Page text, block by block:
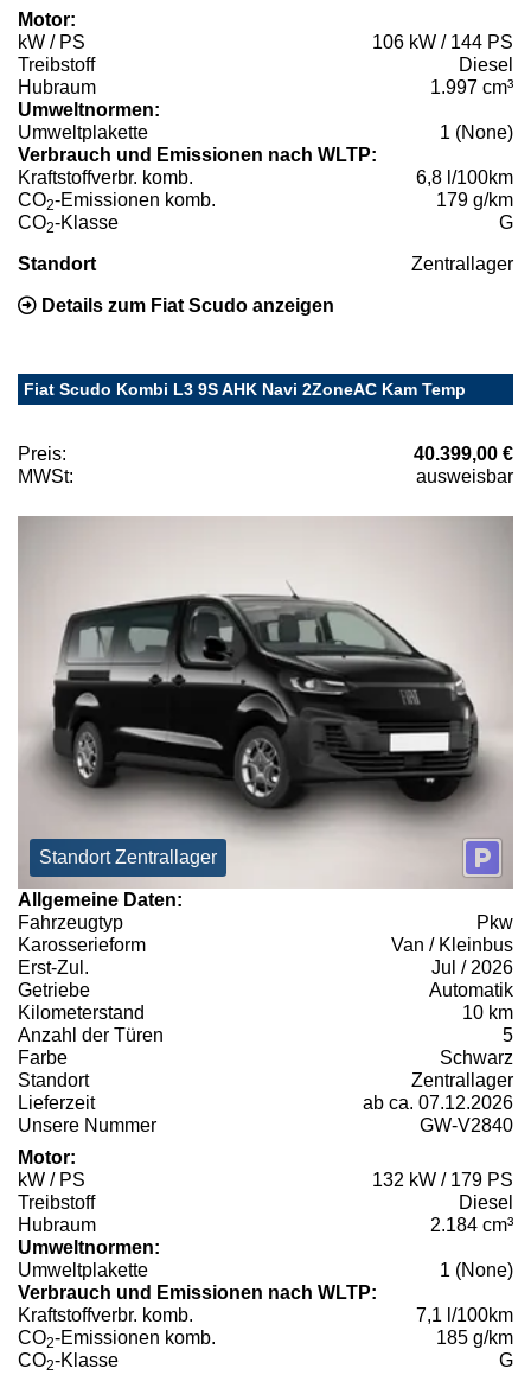
Motor:
kW / PS
106 kW / 144 PS
Treibstoff
Diesel
Hubraum
1.997 cm³
Umweltnormen:
Umweltplakette
1 (None)
Verbrauch und Emissionen nach WLTP:
Kraftstoffverbr. komb.
6,8 l/100km
CO2-Emissionen komb.
179 g/km
CO2-Klasse G
Standort Zentrallager
Details zum Fiat Scudo anzeigen
Fiat Scudo Kombi L3 9S AHK Navi 2ZoneAC Kam Temp
Preis:
40.399,00 €
MWSt:
ausweisbar
Standort Zentrallager
Allgemeine Daten:
Fahrzeugtyp
Pkw
Karosserieform
Van / Kleinbus
Erst-Zul.
Jul / 2026
Getriebe
Automatik
Kilometerstand
10 km
Anzahl der Türen
5
Farbe
Schwarz
Standort
Zentrallager
Lieferzeit
ab ca. 07.12.2026
Unsere Nummer
GW-V2840
Motor:
kW / PS
132 kW / 179 PS
Treibstoff
Diesel
Hubraum
2.184 cm³
Umweltnormen:
Umweltplakette
1 (None)
Verbrauch und Emissionen nach WLTP:
Kraftstoffverbr. komb.
7,1 l/100km
CO2-Emissionen komb.
185 g/km
CO2-Klasse G